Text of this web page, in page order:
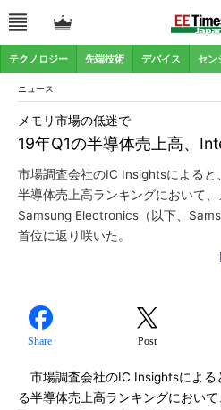
テクノロジー 先端技術 デバイス セン
ニュース
19年Q1の半導体売上高、
メモリ市場の低迷で
市場調査会社のIC Insightsによると
半導体売上高ランキングにおいて
Samsung Electronics（以下、
首位に返り咲いた。
Share Post
市場調査会社のIC Insightsによる
る半導体売上高ランキングにおい